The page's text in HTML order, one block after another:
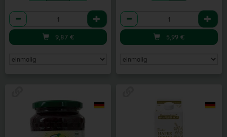
Anzahl
9,87 €
Anzahl
5,99 €